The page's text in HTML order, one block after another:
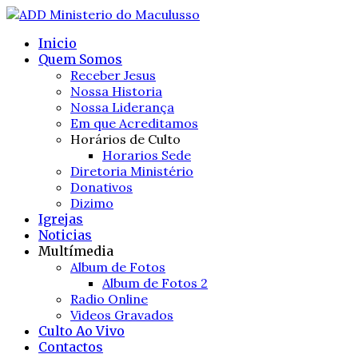
Inicio
Quem Somos
Receber Jesus
Nossa Historia
Nossa Liderança
Em que Acreditamos
Horários de Culto
Horarios Sede
Diretoria Ministério
Donativos
Dizimo
Igrejas
Noticias
Multímedia
Album de Fotos
Album de Fotos 2
Radio Online
Videos Gravados
Culto Ao Vivo
Contactos